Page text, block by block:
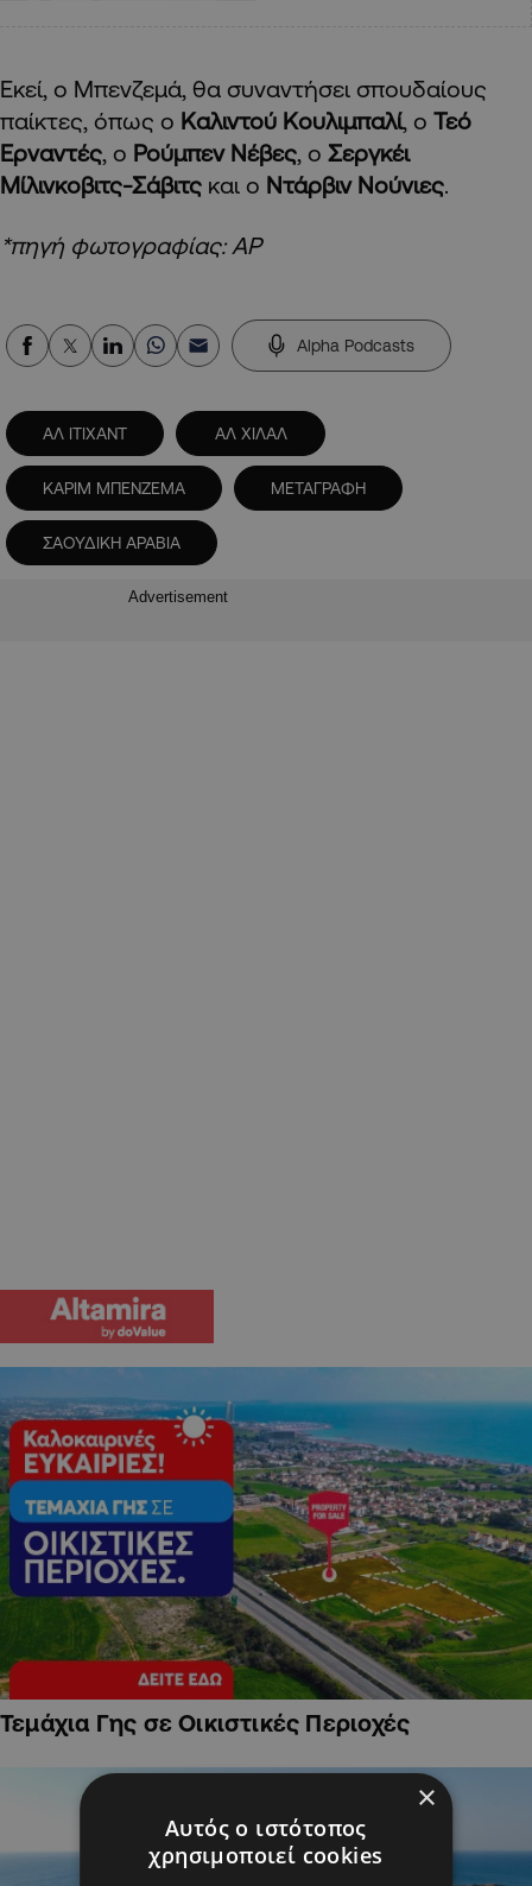
Εκεί, ο Μπενζεμά, θα συναντήσει σπουδαίους
παίκτες, όπως ο Καλιντού Κουλιμπαλί, ο Τεό
Ερναντές , ο Ρούμπεν Νέβες , ο Σεργκέι
Μίλινκοβιτς-Σάβιτς και ο Ντάρβιν Νούνιες
*πηγή φωτογραφίας: ΑΡ
Alpha Podcasts
ΑΛ ΙΤΙΧΑΝΤ ΑΛ ΧΙΛΑΛ
ΚΑΡΙΜ ΜΠΕΝΖΕΜΑ ΜΕΤΑΓΡΑΦΗ
ΣΑΟΥΔΙΚΗ ΑΡΑΒΙΑ
Advertisement
Τεμάχια Γης σε Οικιστικές Περιοχές
×
Αυτός ο ιστότοπος
χρησιμοποιεί cookies